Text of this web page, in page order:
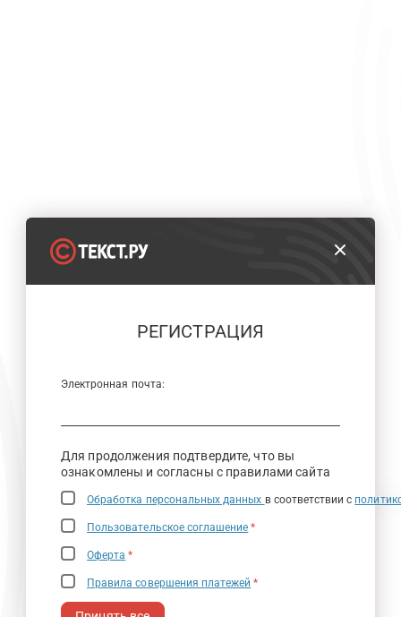
РЕГИСТРАЦИЯ
Электронная почта:
Для продолжения подтвердите, что вы
ознакомлены и согласны с правилами сайта
Обработка персональных данных в соответствии с
Пользовательское соглашение *
Оферта *
Правила совершения платежей *